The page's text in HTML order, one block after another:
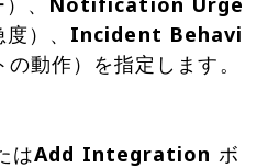
）、 Incident Behavi
の動作）を指定します。
はAdd Integration ボ